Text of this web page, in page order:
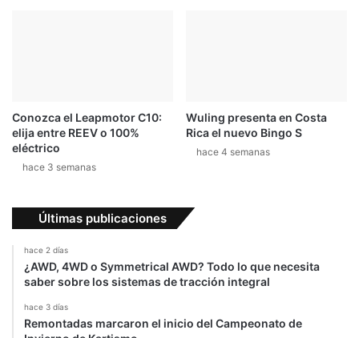
n
A
I
Conozca el Leapmotor C10:
elija entre REEV o 100%
eléctrico
hace 3 semanas
Wuling presenta en Costa
Rica el nuevo Bingo S
hace 4 semanas
Últimas publicaciones
hace 2 días
¿AWD, 4WD o Symmetrical AWD? Todo lo que necesita
saber sobre los sistemas de tracción integral
hace 3 días
Remontadas marcaron el inicio del Campeonato de